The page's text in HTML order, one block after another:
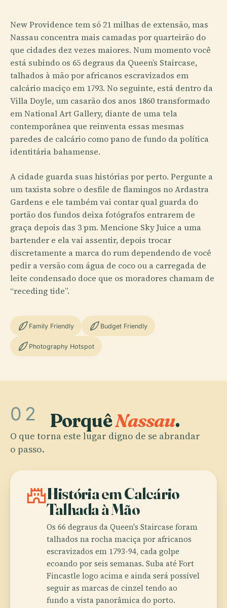
New Providence tem só 21 milhas de extensão, mas
Nassau concentra mais camadas por quarteirão do
que cidades dez vezes maiores. Num momento você
está subindo os 65 degraus da Queen’s Staircase,
talhados à mão por africanos escravizados em
calcário maciço em 1793. No seguinte, está dentro da
Villa Doyle, um casarão dos anos 1860 transformado
em National Art Gallery, diante de uma tela
contemporânea que reinventa essas mesmas
paredes de calcário como pano de fundo da política
identitária bahamense.
A cidade guarda suas histórias por perto. Pergunte a
um taxista sobre o desfile de flamingos no Ardastra
Gardens e ele também vai contar qual guarda do
portão dos fundos deixa fotógrafos entrarem de
graça depois das 3 pm. Mencione Sky Juice a uma
bartender e ela vai assentir, depois trocar
discretamente a marca do rum dependendo de você
pedir a versão com água de coco ou a carregada de
leite condensado doce que os moradores chamam de
“receding tide”.
Family Friendly Budget Friendly
Photography Hotspot
02 PorquêNassau.
O que torna este lugar digno de se abrandar
o passo.
castleHistória em Calcário
Talhada à Mão
Os 66 degraus da Queen's Staircase foram
talhados na rocha maciça por africanos
escravizados em 1793-94, cada golpe
ecoando por seis semanas. Suba até Fort
Fincastle logo acima e ainda será possível
seguir as marcas de cinzel tendo ao
fundo a vista panorâmica do porto.